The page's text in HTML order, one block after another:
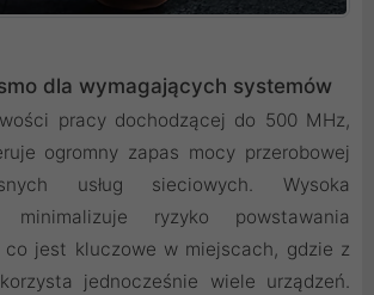
dla wymagających systemów
pracy dochodzącej do 500 MHz,
ogromny zapas mocy przerobowej
usług sieciowych. Wysoka
minimalizuje ryzyko powstawania
co jest kluczowe w miejscach, gdzie z
jednocześnie wiele urządzeń.